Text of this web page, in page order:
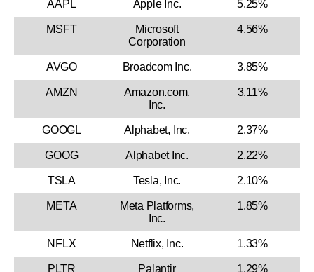
AAPL Apple Inc. 5.25%
MSFT
Microsoft
Corporation
4.56%
AVGO Broadcom Inc. 3.85%
AMZN
Amazon.com,
Inc.
3.11%
GOOGL Alphabet, Inc. 2.37%
GOOG Alphabet Inc. 2.22%
TSLA Tesla, Inc. 2.10%
META
Meta Platforms,
Inc.
1.85%
NFLX Netflix, Inc. 1.33%
PLTR
Palantir
1.29%